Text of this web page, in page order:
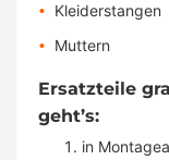
Kleiderstangen
Muttern
Ersatzteile
geht’s:
in